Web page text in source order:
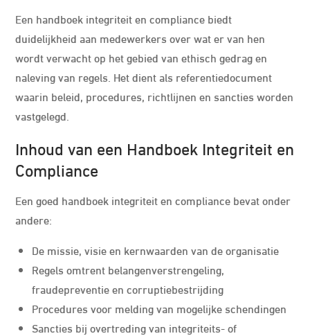
Een handboek integriteit en compliance biedt
duidelijkheid aan medewerkers over wat er van hen
wordt verwacht op het gebied van ethisch gedrag en
naleving van regels. Het dient als referentiedocument
waarin beleid, procedures, richtlijnen en sancties worden
vastgelegd.
Inhoud van een Handboek Integriteit en
Compliance
Een goed handboek integriteit en compliance bevat onder
andere:
De missie, visie en kernwaarden van de organisatie
Regels omtrent belangenverstrengeling,
fraudepreventie en corruptiebestrijding
Procedures voor melding van mogelijke schendingen
Sancties bij overtreding van integriteits- of